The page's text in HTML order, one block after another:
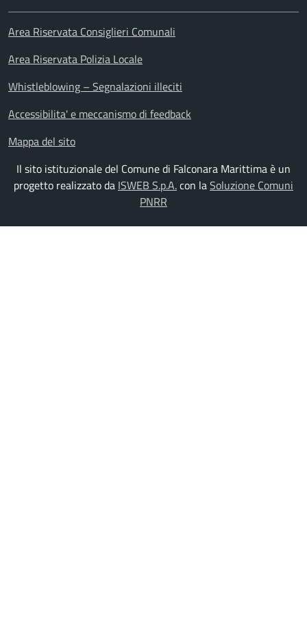
Area Riservata Consiglieri Comunali
Area Riservata Polizia Locale
Whistleblowing – Segnalazioni illeciti
Accessibilita' e meccanismo di feedback
Mappa del sito
Il sito istituzionale del Comune di Falconara Marittima è un
progetto realizzato da ISWEB S.p.A.con laSoluzione Comuni
PNRR